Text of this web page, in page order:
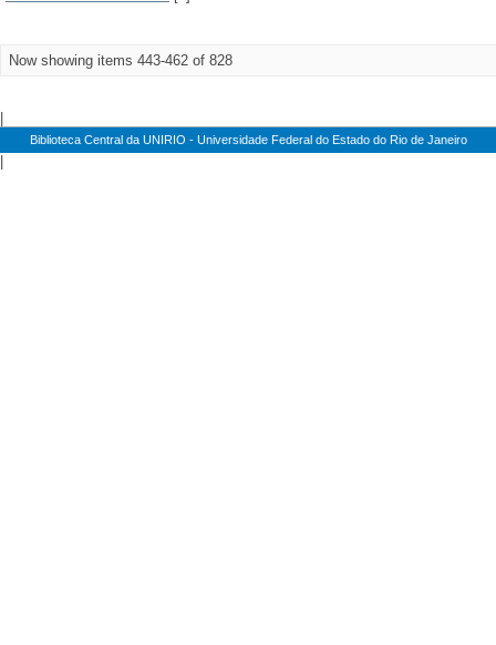
Now showing items 443-462 of 828
Biblioteca Central da UNIRIO - Universidade Federal do Estado do Rio de Janeiro